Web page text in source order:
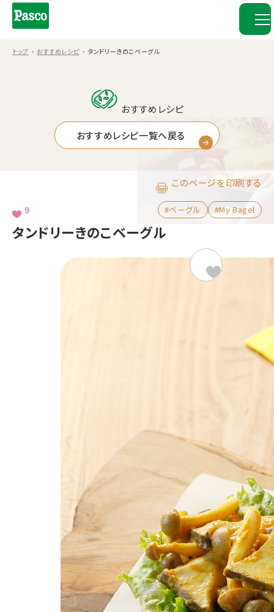
トップ おすすめレシピ タンドリーきのこベーグル
おすすめレシピ
おすすめレシピ一覧へ戻る
タンドリーきのこベーグル
9 #ベーグル #My Bagel
このページを印刷する